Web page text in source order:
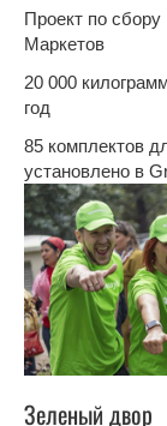
Проект по сбору
Маркетов
20 000
год
85 комплектов
установлено в
Зеленый двор